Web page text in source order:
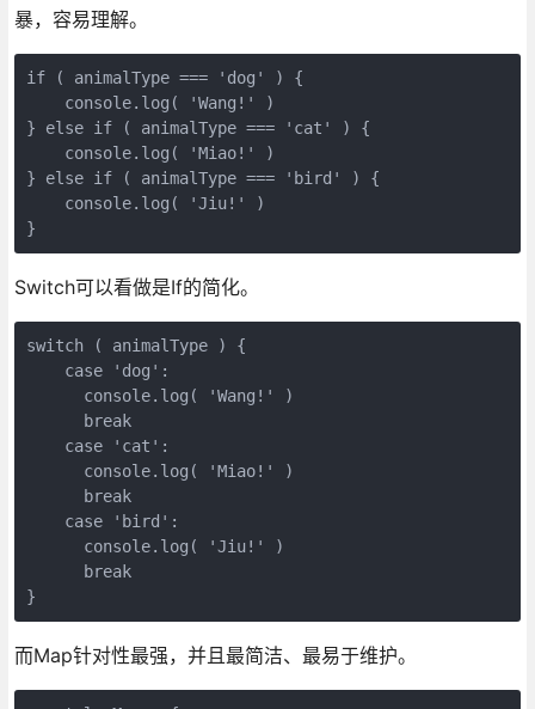
暴，容易理解。
if ( animalType === 'dog' ) {
    console.log( 'Wang!' )
} else if ( animalType === 'cat' ) {
    console.log( 'Miao!' )
} else if ( animalType === 'bird' ) {
    console.log( 'Jiu!' )
}
Switch可以看做是If的简化。
switch ( animalType ) {
    case 'dog':
      console.log( 'Wang!' )
      break
    case 'cat':
      console.log( 'Miao!' )
      break
    case 'bird':
      console.log( 'Jiu!' )
      break
}
而Map针对性最强，并且最简洁、最易于维护。